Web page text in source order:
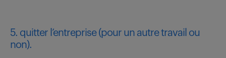
5. quitter l’entreprise (pour un autre travail ou
non).